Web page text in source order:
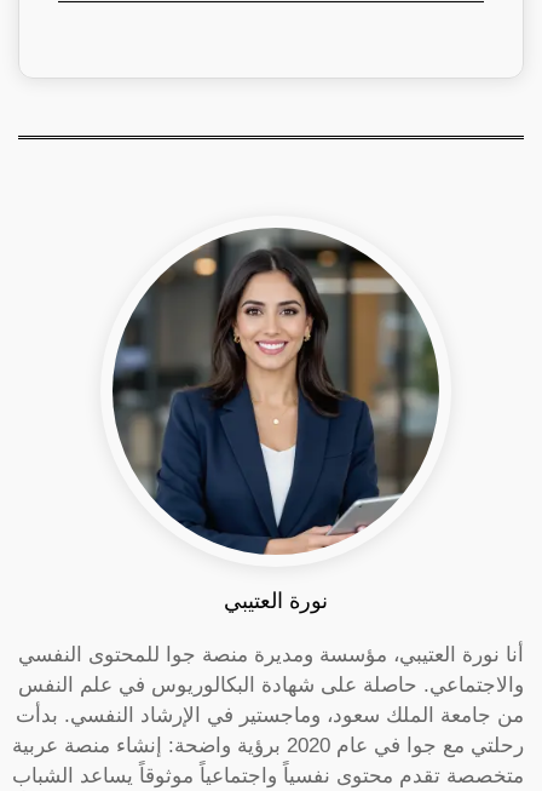
نورة العتيبي
أنا نورة العتيبي، مؤسسة ومديرة منصة جوا للمحتوى النفسي
والاجتماعي. حاصلة على شهادة البكالوريوس في علم النفس
من جامعة الملك سعود، وماجستير في الإرشاد النفسي. بدأت
رحلتي مع جوا في عام 2020 برؤية واضحة: إنشاء منصة عربية
متخصصة تقدم محتوى نفسياً واجتماعياً موثوقاً يساعد الشباب